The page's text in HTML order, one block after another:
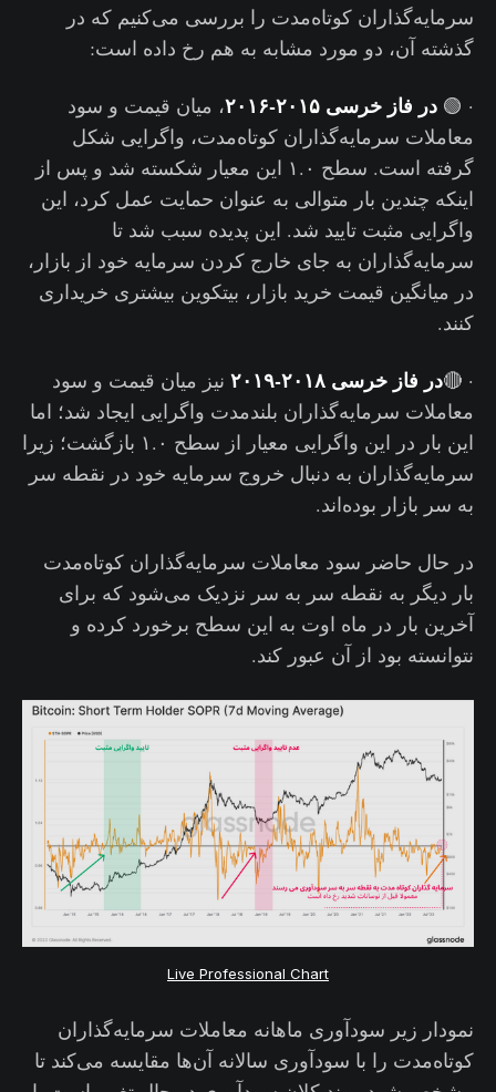
سرمایه‌گذاران کوتاه‌مدت را بررسی می‌کنیم که در
گذشته آن، دو مورد مشابه به هم رخ داده است:
· 🟢 در فاز خرسی ۲۰۱۵-۲۰۱۶
، میان قیمت و سود
معاملات سرمایه‌گذاران کوتاه‌مدت، واگرایی شکل
گرفته است. سطح ۱.۰ این معیار شکسته شد و پس از
اینکه چندین بار متوالی به عنوان حمایت عمل کرد، این
واگرایی مثبت تایید شد. این پدیده سبب شد تا
سرمایه‌گذاران به جای خارج کردن سرمایه خود از بازار،
در میانگین قیمت خرید بازار، بیتکوین بیشتری خریداری
کنند.
· 🔴در فاز خرسی ۲۰۱۸-۲۰۱۹
نیز میان قیمت و سود
معاملات سرمایه‌گذاران بلندمدت واگرایی ایجاد شد؛ اما
این بار در این واگرایی معیار از سطح ۱.۰ بازگشت؛ زیرا
سرمایه‌گذاران به دنبال خروج سرمایه خود در نقطه سر
به سر بازار بوده‌اند.
در حال حاضر سود معاملات سرمایه‌گذاران کوتاه‌مدت
بار دیگر به نقطه سر به سر نزدیک می‌شود که برای
آخرین بار در ماه اوت به این سطح برخورد کرده و
نتوانسته بود از آن عبور کند.
Live Professional Chart
نمودار زیر سودآوری ماهانه معاملات سرمایه‌گذاران
کوتاه‌مدت را با سودآوری سالانه آن‌ها مقایسه می‌کند تا